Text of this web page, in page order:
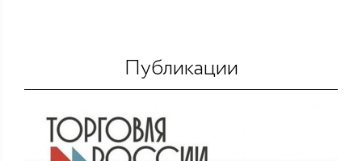
Публикации